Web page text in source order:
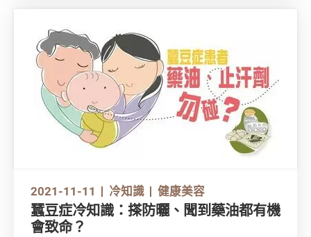
用？「甲亢」、「甲減」又是甚麼？不吃魚是否
真的會導致甲狀腺疾病出現？馬上從本篇文章找
出答案！
2021-11-11 冷知識 健康美容
蠶豆症冷知識：搽防曬、聞到藥油都有機
會致命？